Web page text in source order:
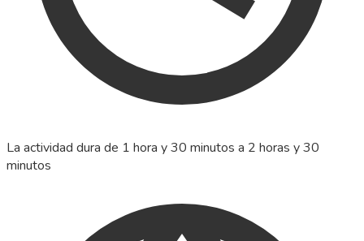
La actividad dura de 1 hora y 30 minutos a 2 horas y 30
minutos